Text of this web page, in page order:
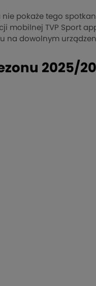
pokaże tego
mobilnej TVP Sport
na dowolnym
2025/